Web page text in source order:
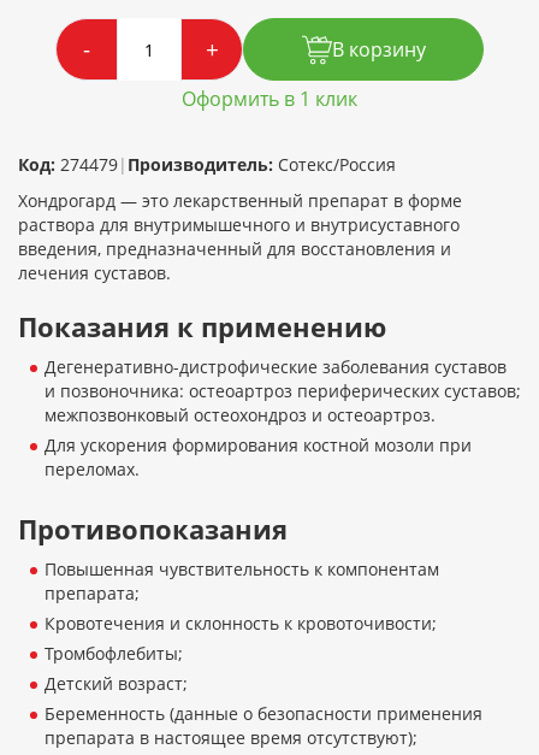
- +
В корзину
Оформить в 1 клик
Код: 274479| Производитель: Сотекс/Россия
Хондрогард — это лекарственный препарат в форме
раствора для внутримышечного и внутрисуставного
введения, предназначенный для восстановления и
лечения суставов.
Показания к применению
Дегенеративно-дистрофические заболевания суставов
и позвоночника: остеоартроз периферических суставов;
межпозвонковый остеохондроз и остеоартроз.
Для ускорения формирования костной мозоли при
переломах.
Противопоказания
Повышенная чувствительность к компонентам
препарата;
Кровотечения и склонность к кровоточивости;
Тромбофлебиты;
Детский возраст;
Беременность (данные о безопасности применения
препарата в настоящее время отсутствуют);